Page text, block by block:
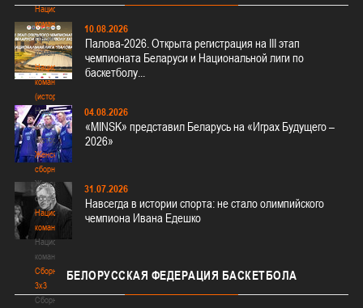
Национальная
команда
Национальная
команда
Национальная
команда
(история)
Национальная
команда
(история)
Женские
сборные
Женские
сборные
Национальная
команда
Национальная
команда
Сборные
3х3
Сборные
10.08.2026
Палова-2026. Открыта регистрация на III этап
чемпионата Беларуси и Национальной лиги по
баскетболу...
04.08.2026
«MINSK» представил Беларусь на «Играх Будущего –
2026»
31.07.2026
Навсегда в истории спорта: не стало олимпийского
чемпиона Ивана Едешко
БЕЛОРУССКАЯ ФЕДЕРАЦИЯ БАСКЕТБОЛА